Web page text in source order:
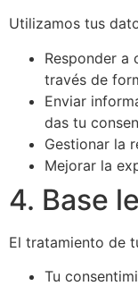
Utilizamos tus
Responder a
través de
Enviar
das tu
Gestionar la
Mejorar la
4. Base
El tratamiento de
Tu